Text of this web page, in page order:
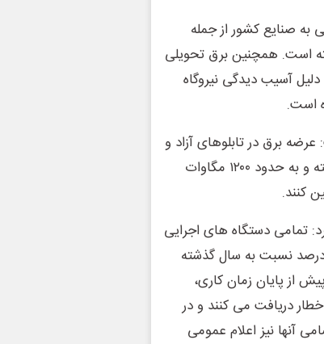
به صنایع کشور از جمله
۲۴ درصد افزایش یافته است. همچنین برق تحویلی
از آن به دلیل آسیب‌ دیدگی نیروگاه‌
است.
برق در تابلوهای آزاد و
سبز بورس انرژی نسبت به سال گذشته ۳ تا ۴ برابر افزایش یافته و به حدود ۱۲۰۰ مگاوات
کنند.
تمامی دستگاه‌ های اجرایی
هستند مصرف برق خود را در ساعات اداری حداقل ۳۰ درصد نسبت به سال گذشته
از پایان زمان کاری،
دریافت می‌ کنند و در
آنها نیز اعلام عمومی